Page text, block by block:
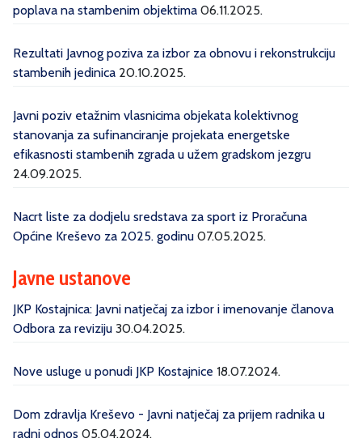
poplava na stambenim objektima 06.11.2025.
Rezultati Javnog poziva za izbor za obnovu i rekonstrukciju
stambenih jedinica 20.10.2025.
Javni poziv etažnim vlasnicima objekata kolektivnog
stanovanja za sufinanciranje projekata energetske
efikasnosti stambenih zgrada u užem gradskom jezgru
24.09.2025.
Nacrt liste za dodjelu sredstava za sport iz Proračuna
Općine Kreševo za 2025. godinu 07.05.2025.
Javne ustanove
JKP Kostajnica: Javni natječaj za izbor i imenovanje članova
Odbora za reviziju 30.04.2025.
Nove usluge u ponudi JKP Kostajnice 18.07.2024.
Dom zdravlja Kreševo - Javni natječaj za prijem radnika u
radni odnos 05.04.2024.